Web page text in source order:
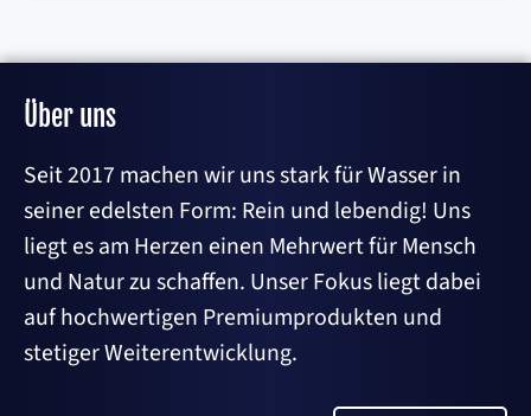
Über uns
Seit 2017 machen wir uns stark für Wasser in
seiner edelsten Form: Rein und lebendig! Uns
liegt es am Herzen einen Mehrwert für Mensch
und Natur zu schaffen. Unser Fokus liegt dabei
auf hochwertigen Premiumprodukten und
stetiger Weiterentwicklung.